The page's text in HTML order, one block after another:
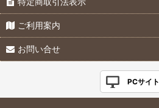
ご利用案内
お問い合せ
PCサイト